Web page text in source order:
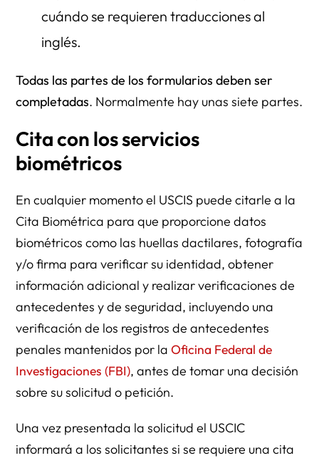
cuándo se requieren traducciones al
inglés.
Todas las partes de los formularios deben ser
completadas. Normalmente hay unas siete partes.
Cita con los servicios
biométricos
En cualquier momento el USCIS puede citarle a la
Cita Biométrica para que proporcione datos
biométricos como las huellas dactilares, fotografía
y/o firma para verificar su identidad, obtener
información adicional y realizar verificaciones de
antecedentes y de seguridad, incluyendo una
verificación de los registros de antecedentes
penales mantenidos por laOficina Federal de
Investigaciones (FBI), antes de tomar una decisión
sobre su solicitud o petición.
Una vez presentada la solicitud el USCIC
informará a los solicitantes si se requiere una cita